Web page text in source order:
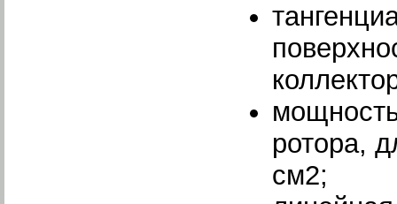
ротора,
см2;